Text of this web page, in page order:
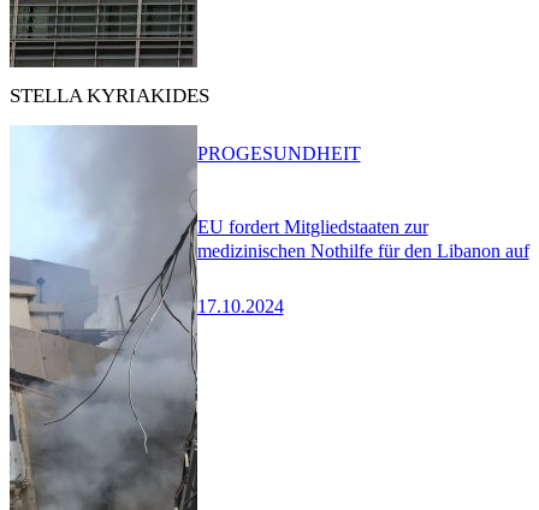
STELLA KYRIAKIDES
EU fordert Mitgliedstaaten zur
medizinischen Nothilfe für den Libanon auf
17.10.2024
PROGESUNDHEIT